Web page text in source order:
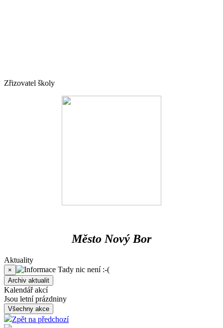
Zřizovatel školy
Město Nový Bor
Aktuality
× Tady nic není :-(
Archiv aktualit
Kalendář akcí
Jsou letní prázdniny
Všechny akce
Zpět na předchozí